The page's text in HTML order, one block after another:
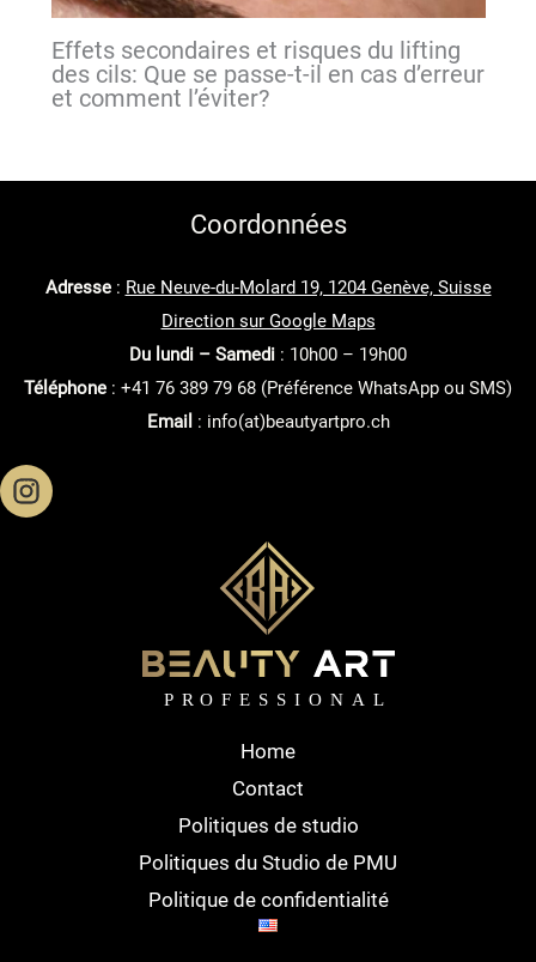
Effets secondaires et risques du lifting
des cils: Que se passe-t-il en cas d’erreur
et comment l’éviter?
Coordonnées
Adresse : Rue Neuve-du-Molard 19, 1204 Genève, Suisse
Direction sur Google Maps
Du lundi – Samedi : 10h00 – 19h00
Téléphone : +41 76 389 79 68 (Préférence WhatsApp ou SMS)
Email : info(at)beautyartpro.ch
Home
Contact
Politiques de studio
Politiques du Studio de PMU
Politique de confidentialité